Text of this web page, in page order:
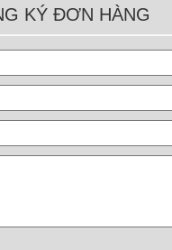
KÝ ĐƠN HÀNG